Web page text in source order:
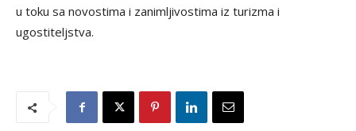
u toku sa novostima i zanimljivostima iz turizma i
ugostiteljstva.